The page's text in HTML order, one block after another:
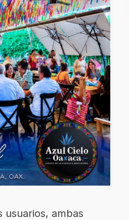
usuarios, ambas